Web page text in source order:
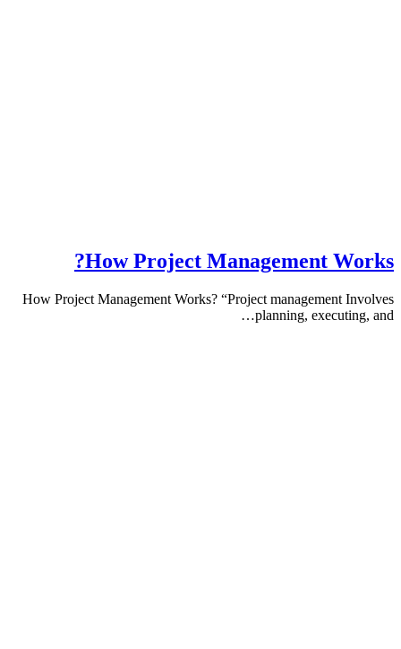
How Project Management
How Project Management Works? “Project management
planning,